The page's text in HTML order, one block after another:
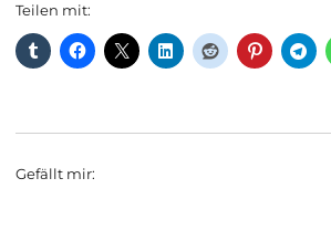
Teilen mit:
Gefällt mir: